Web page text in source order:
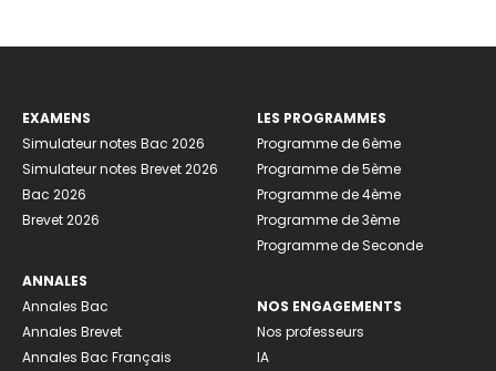
EXAMENS
Simulateur notes Bac 2026
Simulateur notes Brevet 2026
Bac 2026
Brevet 2026
ANNALES
Annales Bac
Annales Brevet
Annales Bac Français
LES PROGRAMMES
Programme de 6ème
Programme de 5ème
Programme de 4ème
Programme de 3ème
Programme de Seconde
NOS ENGAGEMENTS
Nos professeurs
IA